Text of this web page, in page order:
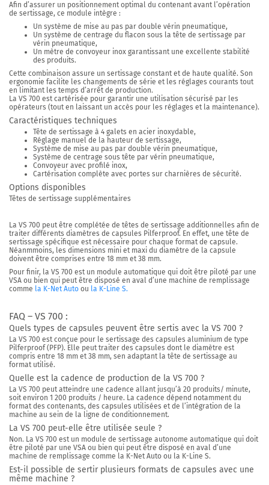
Afin d’assurer un positionnement optimal du contenant avant l’opération
de sertissage, ce module intègre :
Un système de mise au pas par double vérin pneumatique,
Un système de centrage du flacon sous la tête de sertissage par
vérin pneumatique,
Un mètre de convoyeur inox garantissant une excellente stabilité
des produits.
Cette combinaison assure un sertissage constant et de haute qualité. Son
ergonomie facilite les changements de série et les réglages courants tout
en limitant les temps d’arrêt de production.
La VS 700 est cartérisée pour garantir une utilisation sécurisé par les
opérateurs (tout en laissant un accès pour les réglages et la maintenance).
Caractéristiques techniques
Tête de sertissage à 4 galets en acier inoxydable,
Réglage manuel de la hauteur de sertissage,
Système de mise au pas par double vérin pneumatique,
Système de centrage sous tête par vérin pneumatique,
Convoyeur avec profilé inox,
Cartérisation complète avec portes sur charnières de sécurité.
Options disponibles
Têtes de sertissage supplémentaires
La VS 700 peut être complétée de têtes de sertissage additionnelles afin de
traiter différents diamètres de capsules Pilferproof. En effet, une tête de
sertissage spécifique est nécessaire pour chaque format de capsule.
Néanmmoins, les dimensions mini et maxi du diamètre de la capsule
doivent être comprises entre 18 mm et 38 mm.
Pour finir, la VS 700 est un module automatique qui doit être piloté par une
VSA ou bien qui peut être disposé en aval d’une machine de remplissage
comme la K-Net Auto ou la K-Line S.
FAQ – VS 700 :
Quels types de capsules peuvent être sertis avec la VS 700 ?
La VS 700 est conçue pour le sertissage des capsules aluminium de type
Pilferproof (PFP). Elle peut traiter des capsules dont le diamètre est
compris entre 18 mm et 38 mm, sen adaptant la tête de sertissage au
format utilisé.
Quelle est la cadence de production de la VS 700 ?
La VS 700 peut atteindre une cadence allant jusqu’à 20 produits/ minute,
soit environ 1 200 produits / heure. La cadence dépend notamment du
format des contenants, des capsules utilisées et de l’intégration de la
machine au sein de la ligne de conditionnement.
La VS 700 peut-elle être utilisée seule ?
Non. La VS 700 est un module de sertissage autonome automatique qui doit
être piloté par une VSA ou bien qui peut être disposé en aval d’une
machine de remplissage comme la K-Net Auto ou la K-Line S.
Est-il possible de sertir plusieurs formats de capsules avec une
même machine ?